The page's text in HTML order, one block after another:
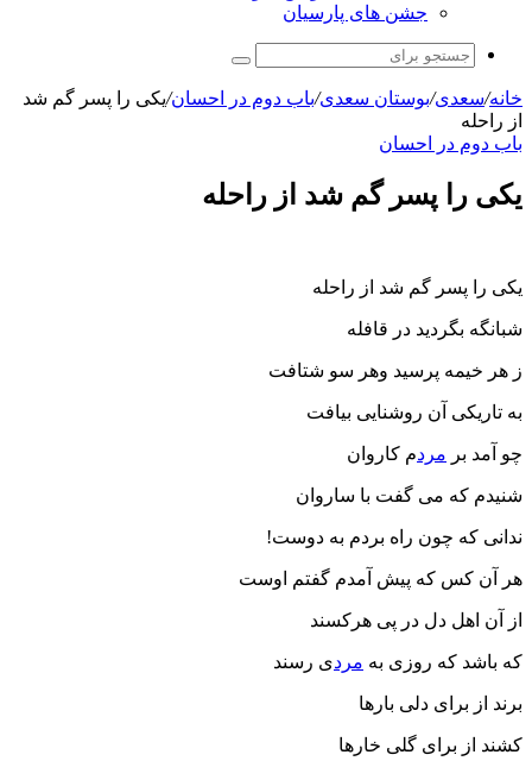
جشن های پارسیان
جستجو
برای
خانه/سعدی/بوستان سعدی/باب دوم در احسان/یکی را پسر گم شد
از راحله
باب دوم در احسان
یکی را پسر گم شد از راحله
یکی را پسر گم شد از راحله
شبانگه بگردید در قافله
ز هر خیمه پرسید وهر سو شتافت
به تاریکی آن روشنایی بیافت
چو آمد بر مردم کاروان
شنیدم که می گفت با ساروان
ندانی که چون راه بردم به دوست!
هر آن کس که پیش آمدم گفتم اوست
از آن اهل دل در پی هرکسند
که باشد که روزی به مردی رسند
برند از برای دلی بارها
کشند از برای گلی خارها